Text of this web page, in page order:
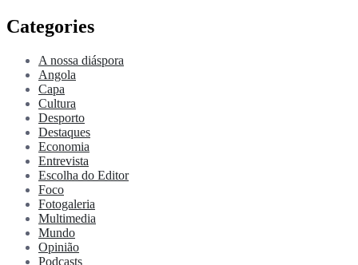
Categories
A nossa diáspora
Angola
Capa
Cultura
Desporto
Destaques
Economia
Entrevista
Escolha do Editor
Foco
Fotogaleria
Multimedia
Mundo
Opinião
Podcasts